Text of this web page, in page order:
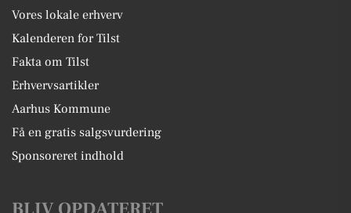
Vores lokale erhverv
Kalenderen for Tilst
Fakta om Tilst
Erhvervsartikler
Aarhus Kommune
Få en gratis salgsvurdering
Sponsoreret indhold